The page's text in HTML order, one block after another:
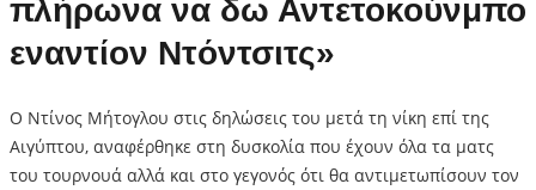
πλήρωνα να δω Αντετοκούνμπο
εναντίον Ντόντσιτς»
Ο Ντίνος Μήτογλου στις δηλώσεις του μετά τη νίκη επί της
Αιγύπτου, αναφέρθηκε στη δυσκολία που έχουν όλα τα ματς
του τουρνουά αλλά και στο γεγονός ότι θα αντιμετωπίσουν τον